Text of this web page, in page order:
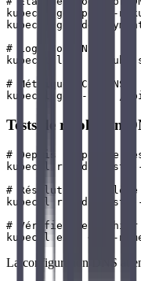
kubectl get pods -n
kubectl get
# Logs CoreDNS
kubectl logs -n kube-
# Métriques CoreDNS
Tests de résolution
# Depuis un pod de
kubectl run dnstest
# Résolution complète
kubectl run dnstest
# Vérifier le fichier
La configuration DNS